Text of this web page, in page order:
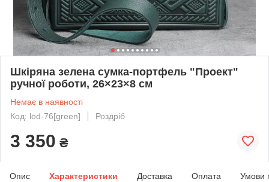
Шкіряна зелена сумка‑портфель "Проект"
ручної роботи, 26×23×8 см
Немає в наявності
Код: lod-76[green]
Роздріб
3 350 ₴
Опис Характеристики Доставка Оплата Умови